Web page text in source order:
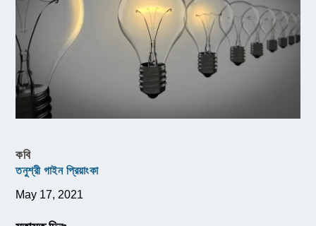
কবি
তনুশ্রী গাইন প্রিয়াংকা
May 17, 2021